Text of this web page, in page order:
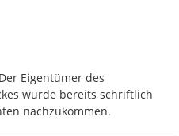
Eigentümer des
wurde bereits schriftlich
nachzukommen.